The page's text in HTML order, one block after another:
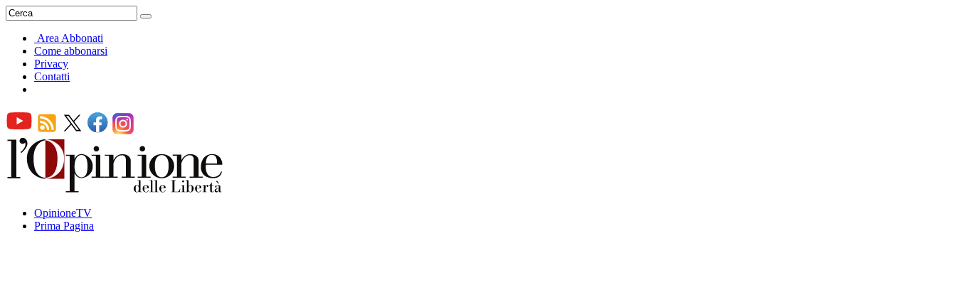
Area Abbonati
Come abbonarsi
Privacy
Contatti
OpinioneTV
Prima Pagina